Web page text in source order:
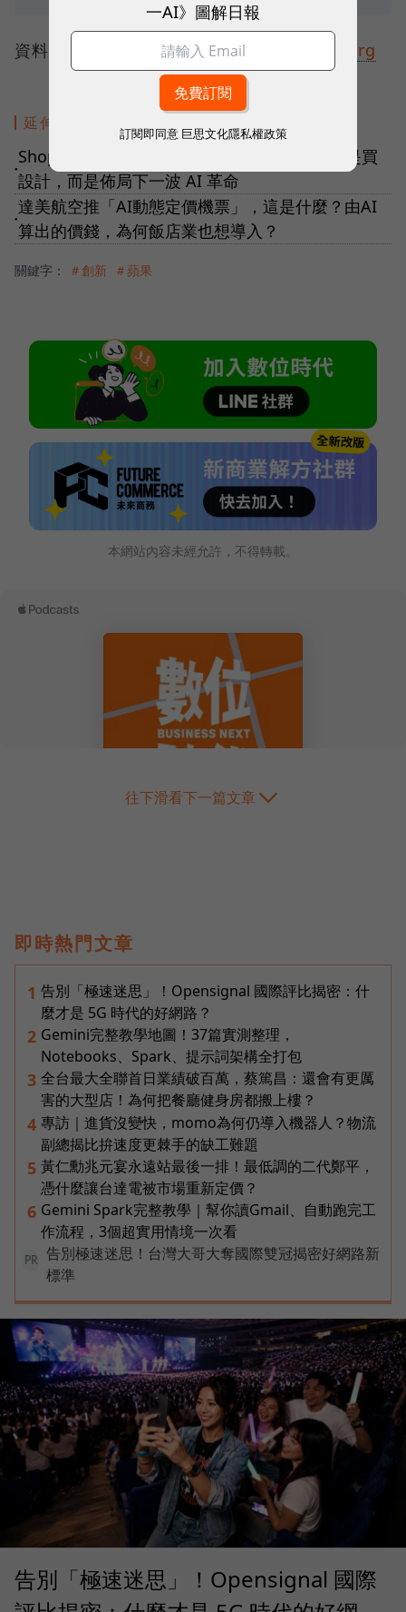
資料來源： Stratechery、Apple Bloomberg
延伸閱讀
●
Shopify最新收購案打造「7人海豹部隊」！不是買
設計，而是佈局下一波 AI 革命
●
達美航空推「AI動態定價機票」，這是什麼？由AI
算出的價錢，為何飯店業也想導入？
關鍵字： ＃創新 ＃蘋果
本網站內容未經允許，不得轉載。
往下滑看下一篇文章
即時熱門文章
1 告別「極速迷思」！Opensignal 國際評比揭密：什
麼才是 5G 時代的好網路？
2 Gemini完整教學地圖！37篇實測整理，
Notebooks、Spark、提示詞架構全打包
3 全台最大全聯首日業績破百萬，蔡篤昌：還會有更厲
害的大型店！為何把餐廳健身房都搬上樓？
4 專訪｜進貨沒變快，momo為何仍導入機器人？物流
副總揭比拚速度更棘手的缺工難題
5 黃仁勳兆元宴永遠站最後一排！最低調的二代鄭平，
憑什麼讓台達電被市場重新定價？
6 Gemini Spark完整教學｜幫你讀Gmail、自動跑完工
作流程，3個超實用情境一次看
PR
告別極速迷思！台灣大哥大奪國際雙冠揭密好網路新
標準
告別「極速迷思」！Opensignal 國際
一AI》圖解日報
訂閱即同意 巨思文化隱私權政策